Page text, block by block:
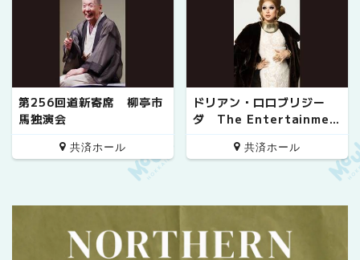
第256回道新寄席 柳亭市
馬独演会
共済ホール
ドリアン・ロロブリジー
ダ The Entertainmen
t!! 20th Anniversary S
共済ホール